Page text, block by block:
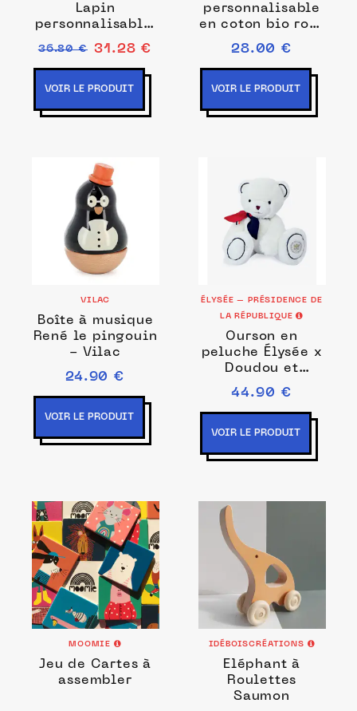
Lapin
personnalisable,
Néo Vintage
36.80 € 31.28 €
VOIR LE PRODUIT
personnalisable
en coton bio rose
poudre
28.00 €
VOIR LE PRODUIT
VILAC
Boîte à musique
René le pingouin
- Vilac
24.90 €
VOIR LE PRODUIT
ÉLYSÉE – PRÉSIDENCE DE
LA RÉPUBLIQUE
Ourson en
peluche Élysée x
Doudou et
Compagnie
44.90 €
VOIR LE PRODUIT
MOOMIE
Jeu de Cartes à
assembler
IDÉBOISCRÉATIONS
Eléphant à
Roulettes
Saumon